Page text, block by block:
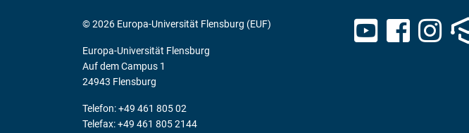
© 2026 Europa-Universität Flensburg (EUF)
Europa-Universität Flensburg
Auf dem Campus 1
24943 Flensburg
Telefon: +49 461 805 02
Telefax: +49 461 805 2144